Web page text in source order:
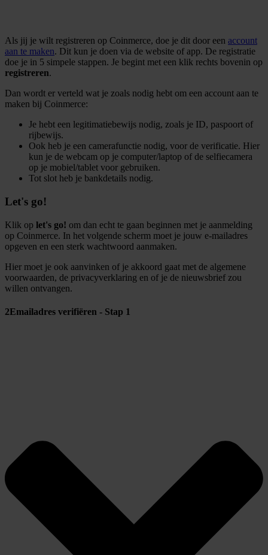
Als jij je wilt registreren op Coinmerce, doe je dit door een account
aan te maken. Dit kun je doen via de website of app. De registratie
doe je in 5 simpele stappen. Je begint met een klik rechts bovenin op
registreren.
Dan wordt er verteld wat je zoals nodig hebt om een account aan te
maken bij Coinmerce:
Je hebt een legitimatiebewijs nodig, zoals je ID, paspoort of
rijbewijs.
Ook heb je een camerafunctie nodig, voor de verificatie. Hier
kun je de webcam op je computer/laptop of de selfiecamera
op je mobiel/tablet voor gebruiken.
Tot slot heb je bankdetails nodig.
Let's go!
Klik op let's go! om dan echt te gaan beginnen met je aanmelding
op Coinmerce. In het volgende scherm moet je jouw e-mailadres
opgeven en een sterk wachtwoord aanmaken.
Hier moet je ook aanvinken of je akkoord gaat met de algemene
voorwaarden, de privacyverklaring en of je de nieuwsbrief zou
willen ontvangen.
2Emailadres verifiëren - Stap 1